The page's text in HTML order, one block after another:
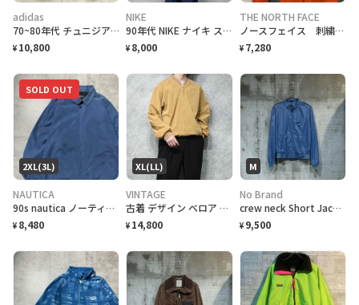
adidas
70~80年代 チュニジア製 VENTEX社製 adidas アディダス ワンポイントロゴ刺繍 ナイロンジャケット メンズM
¥ 10,800
NIKE
90年代 NIKE ナイキ スウォッシュロゴ刺繍 ナイロンジャケット メンズXL
¥ 8,000
THE NORTH FACE
ノースフェイス 刺繍ロゴ YKKジップ バイカラー オレンジ フリースジャケット
¥ 7,280
2XL(3L)
SOLD OUT
NAUTICA
90s nautica ノーティカ スエード 刺繍ワンポイント スウィングトップ
¥ 8,480
XL(LL)
VINTAGE
古着 デザイン ベロア ブルゾン ベージュ アウター
¥ 14,800
M
No Brand
crew neck Short Jacket
¥ 9,500